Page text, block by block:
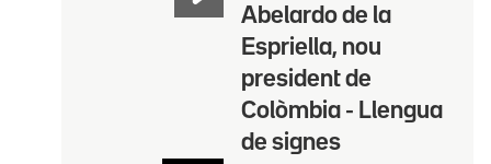
Abelardo de la
Espriella, nou
president de
Colòmbia - Llengua
de signes